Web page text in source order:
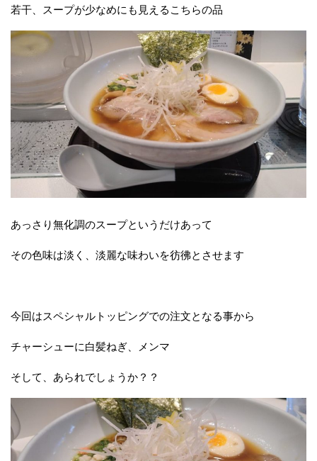
若干、スープが少なめにも見えるこちらの品
あっさり無化調のスープというだけあって
その色味は淡く、淡麗な味わいを彷彿とさせます
今回はスペシャルトッピングでの注文となる事から
チャーシューに白髪ねぎ、メンマ
そして、あられでしょうか？？